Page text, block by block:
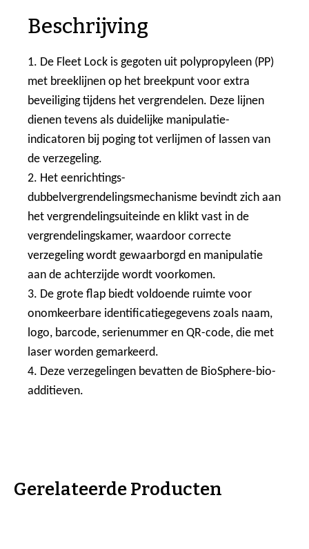
Beschrijving
1. De Fleet Lock is gegoten uit polypropyleen (PP)
met breeklijnen op het breekpunt voor extra
beveiliging tijdens het vergrendelen. Deze lijnen
dienen tevens als duidelijke manipulatie-
indicatoren bij poging tot verlijmen of lassen van
de verzegeling.
2. Het eenrichtings-
dubbelvergrendelingsmechanisme bevindt zich aan
het vergrendelingsuiteinde en klikt vast in de
vergrendelingskamer, waardoor correcte
verzegeling wordt gewaarborgd en manipulatie
aan de achterzijde wordt voorkomen.
3. De grote flap biedt voldoende ruimte voor
onomkeerbare identificatiegegevens zoals naam,
logo, barcode, serienummer en QR-code, die met
laser worden gemarkeerd.
4. Deze verzegelingen bevatten de BioSphere-bio-
additieven.
Gerelateerde Producten